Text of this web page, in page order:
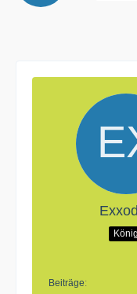
König
Beiträge